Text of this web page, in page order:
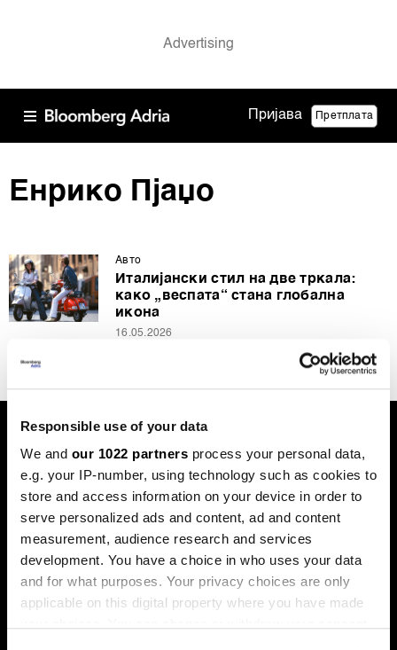
Responsible use of your data
We and our 1022 partners process your personal data,
e.g. your IP-number, using technology such as cookies to
store and access information on your device in order to
serve personalized ads and content, ad and content
measurement, audience research and services
development. You have a choice in who uses your data
and for what purposes. Your privacy choices are only
applicable on this digital property where you have made
Пријава Претплата
Енрико Пјаџо
Авто
Италијански стил на две тркала:
како „веспата“ стана глобална
икона
16.05.2026
Претплатете се на